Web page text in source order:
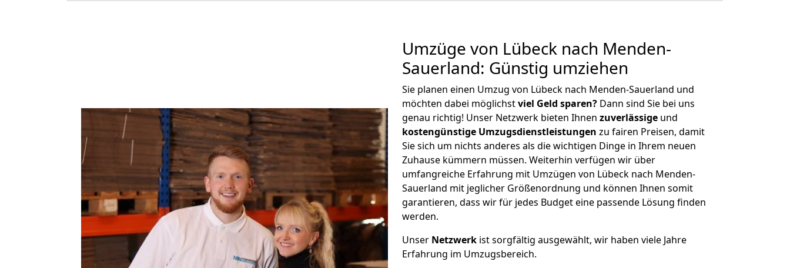
Umzüge von Lübeck nach Menden-
Sauerland: Günstig umziehen
Sie planen einen Umzug von Lübeck nach Menden-Sauerland und
möchten dabei möglichstviel Geld sparen? Dann sind Sie bei uns
genau richtig! Unser Netzwerk bieten Ihnen zuverlässige und
kostengünstige Umzugsdienstleistungen zu fairen Preisen, damit
Sie sich um nichts anderes als die wichtigen Dinge in Ihrem neuen
Zuhause kümmern müssen. Weiterhin verfügen wir über
umfangreiche Erfahrung mit Umzügen von Lübeck nach Menden-
Sauerland mit jeglicher Größenordnung und können Ihnen somit
garantieren, dass wir für jedes Budget eine passende Lösung finden
werden.
Unser Netzwerk ist sorgfältig ausgewählt, wir haben viele Jahre
Erfahrung im Umzugsbereich.